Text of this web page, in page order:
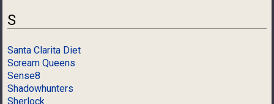
S
Santa Clarita Diet
Scream Queens
Sense8
Shadowhunters
Sherlock